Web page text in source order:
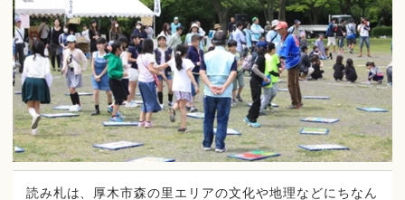
読み札は、厚木市森の里エリアの文化や地理などにちなん